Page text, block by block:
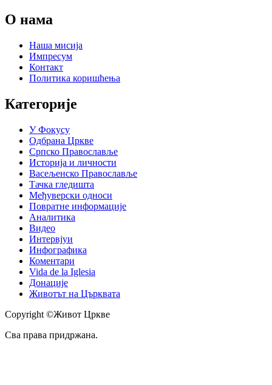
О нама
Наша мисија
Импресум
Контакт
Политика коришћења
Категорије
У Фокусу
Одбрана Цркве
Српско Православље
Историја и личности
Васељенско Православље
Тачка гледишта
Међуверски односи
Повратне информације
Аналитика
Видео
Интервјуи
Инфографика
Коментари
Vida de la Iglesia
Донације
Животът на Църквата
Copyright ©Живот Цркве
Сва права придржана.